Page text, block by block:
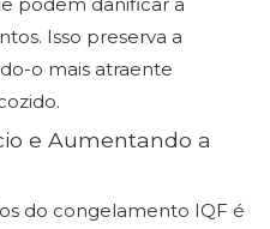
Isso preserva a
o mais atraente
e Aumentando a
do congelamento IQF é